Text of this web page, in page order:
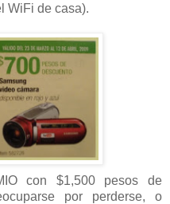
WiFi de casa).
con $1,500 pesos de
por perderse, o